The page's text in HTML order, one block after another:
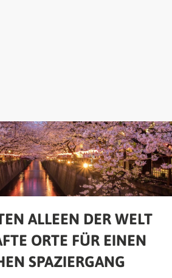
ALLEEN DER WELT
ORTE FÜR EINEN
SPAZIERGANG